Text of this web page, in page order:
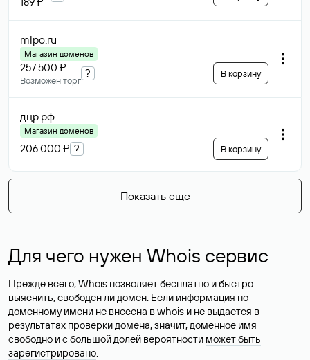
mlpo.ru
Магазин доменов
257 500 ₽
Возможен торг
? В корзину
дцр.рф
Магазин доменов
206 000 ₽ ? В корзину
Показать еще
Для чего нужен Whois сервис
Прежде всего, Whois позволяет бесплатно и быстро
выяснить, свободен ли домен. Если информация по
доменному имени не внесена в whois и не выдается в
результатах проверки домена, значит, доменное имя
свободно и с большой долей вероятности может быть
зарегистрировано.